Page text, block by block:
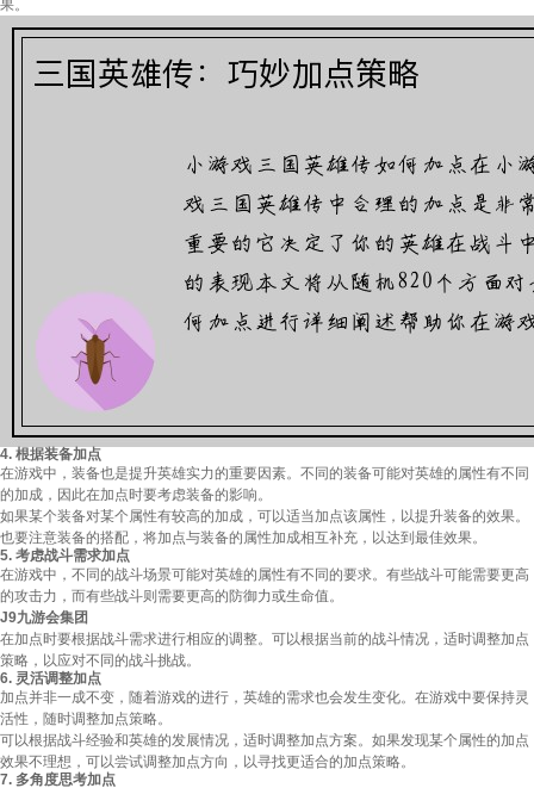
果。
4. 根据装备加点
在游戏中，装备也是提升英雄实力的重要因素。不同的装备可能对英雄的属性有不同
的加成，因此在加点时要考虑装备的影响。
如果某个装备对某个属性有较高的加成，可以适当加点该属性，以提升装备的效果。
也要注意装备的搭配，将加点与装备的属性加成相互补充，以达到最佳效果。
5. 考虑战斗需求加点
在游戏中，不同的战斗场景可能对英雄的属性有不同的要求。有些战斗可能需要更高
的攻击力，而有些战斗则需要更高的防御力或生命值。
J9九游会集团
在加点时要根据战斗需求进行相应的调整。可以根据当前的战斗情况，适时调整加点
策略，以应对不同的战斗挑战。
6. 灵活调整加点
加点并非一成不变，随着游戏的进行，英雄的需求也会发生变化。在游戏中要保持灵
活性，随时调整加点策略。
可以根据战斗经验和英雄的发展情况，适时调整加点方案。如果发现某个属性的加点
效果不理想，可以尝试调整加点方向，以寻找更适合的加点策略。
7. 多角度思考加点